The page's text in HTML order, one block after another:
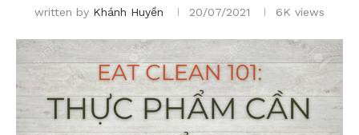
written by Khánh Huyền 20/07/2021 6K views